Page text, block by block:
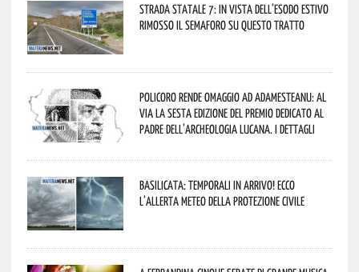
Strada statale 7: in vista dell’esodo estivo
rimosso il semaforo su questo tratto
Policoro rende omaggio ad Adamesteanu: al
via la sesta edizione del Premio dedicato al
padre dell’archeologia lucana. I dettagli
Basilicata: temporali in arrivo! Ecco
l’allerta meteo della Protezione civile